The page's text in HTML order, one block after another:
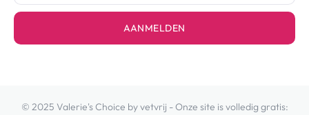
AANMELDEN
© 2025 Valerie's Choice by vetvrij - Onze site is volledig gratis: